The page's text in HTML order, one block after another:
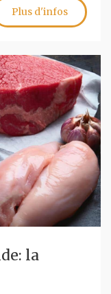
Plus d'infos
la